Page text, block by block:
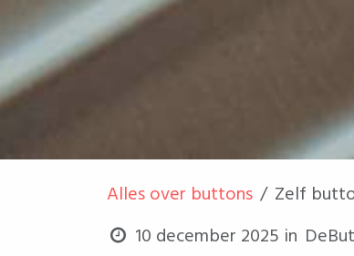
Alles over buttons
Zelf
10 december 2025 in